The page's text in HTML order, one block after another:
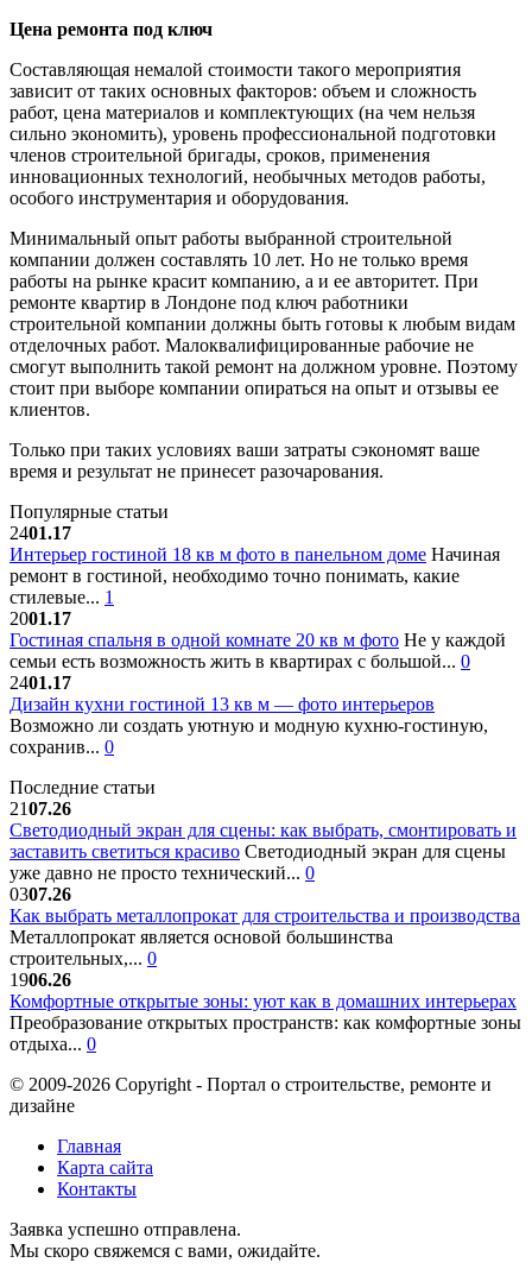
Цена ремонта под ключ
Составляющая немалой стоимости такого мероприятия
зависит от таких основных факторов: объем и сложность
работ, цена материалов и комплектующих (на чем нельзя
сильно экономить), уровень профессиональной подготовки
членов строительной бригады, сроков, применения
инновационных технологий, необычных методов работы,
особого инструментария и оборудования.
Минимальный опыт работы выбранной строительной
компании должен составлять 10 лет. Но не только время
работы на рынке красит компанию, а и ее авторитет. При
ремонте квартир в Лондоне под ключ работники
строительной компании должны быть готовы к любым видам
отделочных работ. Малоквалифицированные рабочие не
смогут выполнить такой ремонт на должном уровне. Поэтому
стоит при выборе компании опираться на опыт и отзывы ее
клиентов.
Только при таких условиях ваши затраты сэкономят ваше
время и результат не принесет разочарования.
Популярные статьи
2401.17
Интерьер гостиной 18 кв м фото в панельном доме Начиная
ремонт в гостиной, необходимо точно понимать, какие
стилевые... 1
2001.17
Гостиная спальня в одной комнате 20 кв м фото Не у каждой
семьи есть возможность жить в квартирах с большой... 0
2401.17
Дизайн кухни гостиной 13 кв м — фото интерьеров
Возможно ли создать уютную и модную кухню-гостиную,
сохранив... 0
Последние статьи
2107.26
Светодиодный экран для сцены: как выбрать, смонтировать и
заставить светиться красиво Светодиодный экран для сцены
уже давно не просто технический... 0
0307.26
Как выбрать металлопрокат для строительства и производства
Металлопрокат является основой большинства
строительных,... 0
1906.26
Комфортные открытые зоны: уют как в домашних интерьерах
Преобразование открытых пространств: как комфортные зоны
отдыха... 0
© 2009-2026 Copyright - Портал о строительстве, ремонте и
дизайне
Главная
Карта сайта
Контакты
Заявка успешно отправлена.
Мы скоро свяжемся с вами, ожидайте.